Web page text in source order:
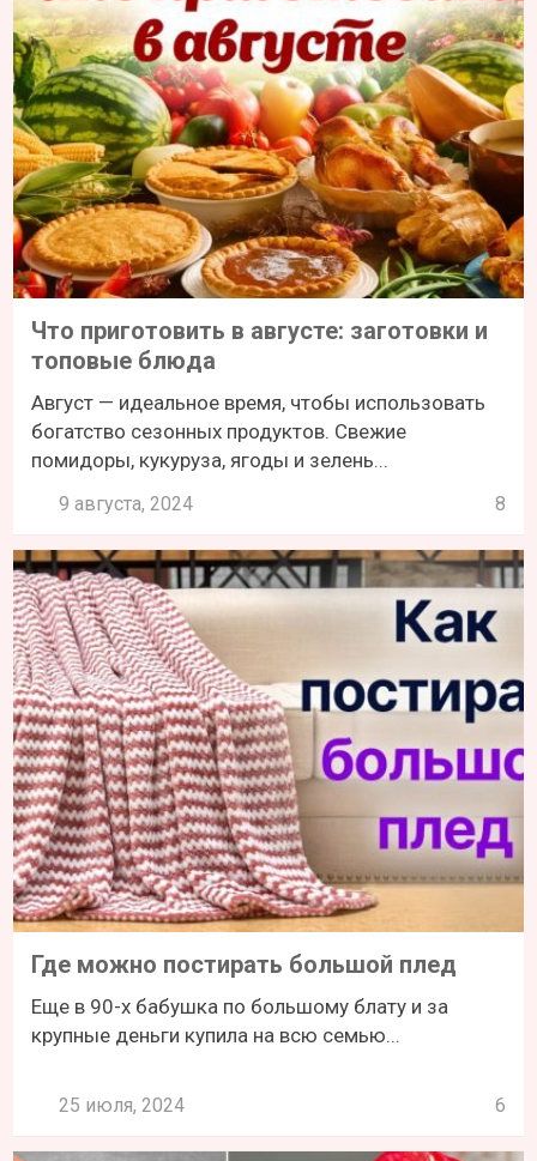
Что приготовить в августе: заготовки и
топовые блюда
Август — идеальное время, чтобы использовать
богатство сезонных продуктов. Свежие
помидоры, кукуруза, ягоды и зелень...
9 августа, 2024 8
Где можно постирать большой плед
Еще в 90-х бабушка по большому блату и за
крупные деньги купила на всю семью...
25 июля, 2024 6